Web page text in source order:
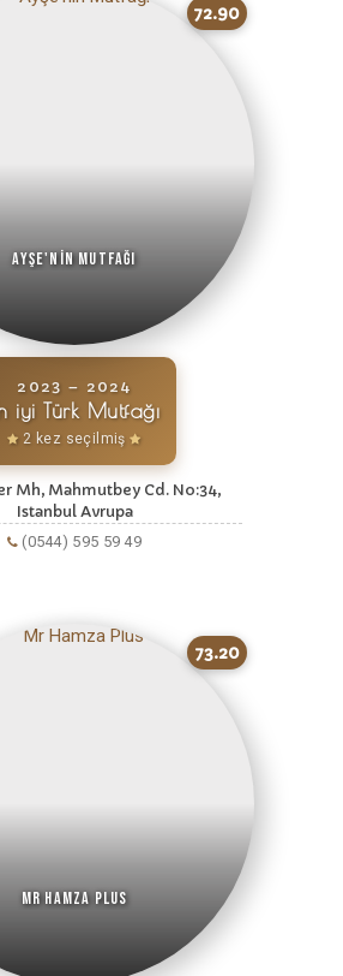
72.90
Ayşe'nin Mutfağı
2023 – 2024
iyi Türk Mutfağı
2 kez seçilmiş
Mh, Mahmutbey Cd. No:34,
Istanbul Avrupa
(0544) 595 59 49
73.20
Mr Hamza Plus